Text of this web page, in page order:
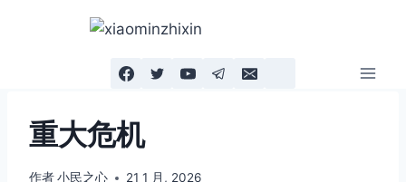
重大危机
作者小民之心 21 1 月, 2026